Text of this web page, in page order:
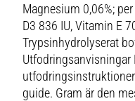
Magnesium 0,06%;
D3 836 IU, Vitamin E
Trypsinhydrolyserat
Utfodringsanvisningar
guide. Gram är den